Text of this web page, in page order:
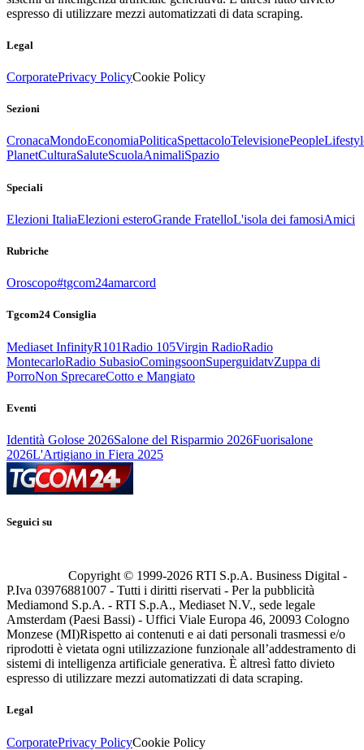
espresso di utilizzare mezzi automatizzati di data scraping.
Legal
CorporatePrivacy PolicyCookie Policy
Sezioni
CronacaMondoEconomiaPoliticaSpettacoloTelevisionePeople
PlanetCulturaSaluteScuolaAnimaliSpazio
Speciali
Elezioni ItaliaElezioni esteroGrande FratelloL'isola dei famosiAmici
Rubriche
Oroscopo#tgcom24amarcord
Tgcom24 Consiglia
Mediaset InfinityR101Radio 105Virgin RadioRadio
MontecarloRadio SubasioComingsoonSuperguidatvZuppa di
PorroNon SprecareCotto e Mangiato
Eventi
Identità Golose 2026Salone del Risparmio 2026Fuorisalone
2026L'Artigiano in Fiera 2025
Seguici su
Copyright © 1999-2026 RTI S.p.A. Business Digital -
P.Iva 03976881007 - Tutti i diritti riservati - Per la pubblicità
Mediamond S.p.A. - RTI S.p.A., Mediaset N.V., sede legale
Amsterdam (Paesi Bassi) - Uffici Viale Europa 46, 20093 Cologno
Monzese (MI)Rispetto ai contenuti e ai dati personali trasmessi e/o
riprodotti è vietata ogni utilizzazione funzionale all’addestramento di
sistemi di intelligenza artificiale generativa. È altresì fatto divieto
espresso di utilizzare mezzi automatizzati di data scraping.
Legal
CorporatePrivacy PolicyCookie Policy